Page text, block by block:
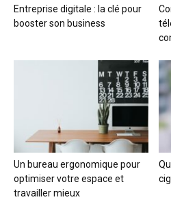
Entreprise digitale : la clé pour
booster son business
Un bureau ergonomique pour
optimiser votre espace et
travailler mieux